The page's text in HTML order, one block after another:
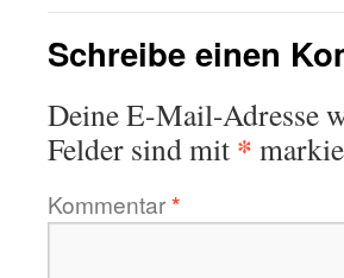
Schreibe einen
Deine E-Mail-Adresse
Felder sind mit *
Kommentar*